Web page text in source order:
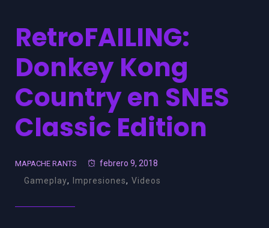
RetroFAILING:
Donkey Kong
Country en SNES
Classic Edition
MAPACHE RANTS
febrero 9, 2018
Gameplay, Impresiones, Videos